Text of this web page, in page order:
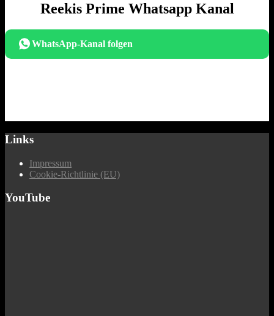
Reekis Prime Whatsapp Kanal
WhatsApp-Kanal folgen
Links
Impressum
Cookie-Richtlinie (EU)
YouTube